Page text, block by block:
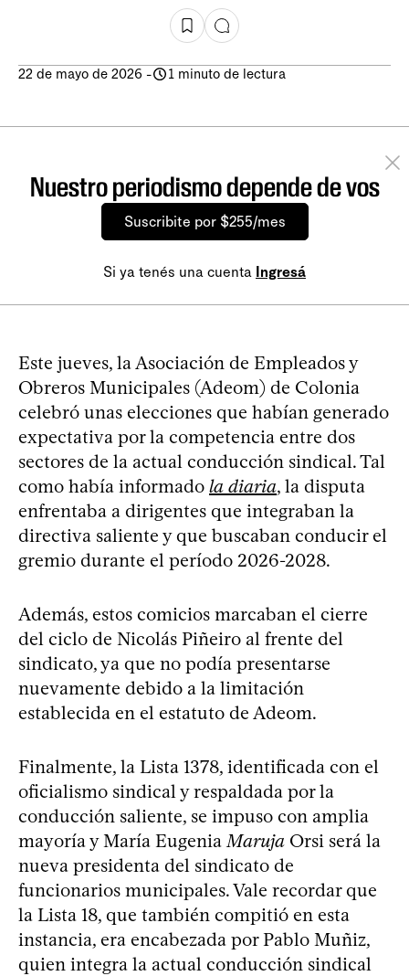
22 de mayo de 2026 - 1 minuto de lectura
Nuestro periodismo depende de vos
Suscribite por $255/mes
Si ya tenés una cuenta Ingresá
Este jueves, la Asociación de Empleados y
Obreros Municipales (Adeom) de Colonia
celebró unas elecciones que habían generado
expectativa por la competencia entre dos
sectores de la actual conducción sindical. Tal
como había informado la diaria, la disputa
enfrentaba a dirigentes que integraban la
directiva saliente y que buscaban conducir el
gremio durante el período 2026-2028.
Además, estos comicios marcaban el cierre
del ciclo de Nicolás Piñeiro al frente del
sindicato, ya que no podía presentarse
nuevamente debido a la limitación
establecida en el estatuto de Adeom.
Finalmente, la Lista 1378, identificada con el
oficialismo sindical y respaldada por la
conducción saliente, se impuso con amplia
mayoría y María Eugenia Maruja Orsi será la
nueva presidenta del sindicato de
funcionarios municipales. Vale recordar que
la Lista 18, que también compitió en esta
instancia, era encabezada por Pablo Muñiz,
quien integra la actual conducción sindical